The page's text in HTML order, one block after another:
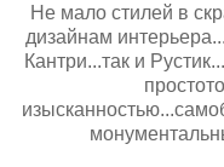
Не мало стилей в
дизайнам
Кантри...так и